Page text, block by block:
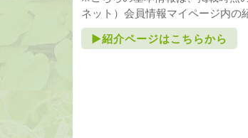
ネット）会員情報マイページ内の
►紹介ページはこちらから